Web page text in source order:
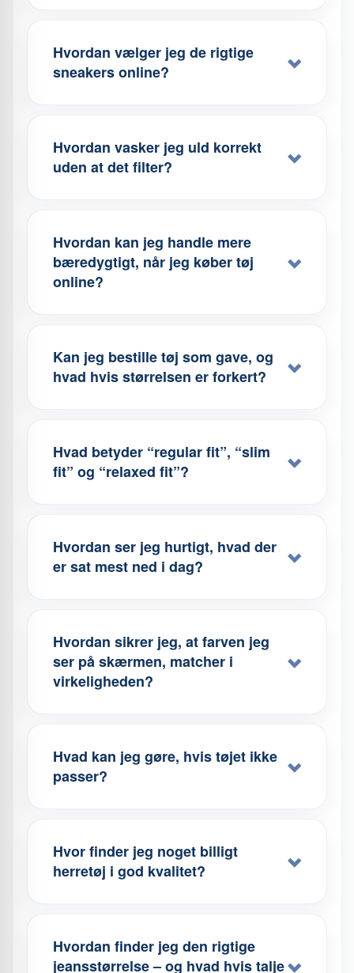
Hvordan vælger jeg de rigtige
sneakers online?
Hvordan vasker jeg uld korrekt
uden at det filter?
Hvordan kan jeg handle mere
bæredygtigt, når jeg køber tøj
online?
Kan jeg bestille tøj som gave, og
hvad hvis størrelsen er forkert?
Hvad betyder “regular fit”, “slim
fit” og “relaxed fit”?
Hvordan ser jeg hurtigt, hvad der
er sat mest ned i dag?
Hvordan sikrer jeg, at farven jeg
ser på skærmen, matcher i
virkeligheden?
Hvad kan jeg gøre, hvis tøjet ikke
passer?
Hvor finder jeg noget billigt
herretøj i god kvalitet?
Hvordan finder jeg den rigtige
jeansstørrelse – og hvad hvis talje